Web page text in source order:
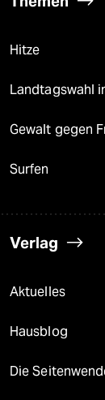
Hitze
Landtagswahl
Gewalt gegen
Surfen
Verlag
Aktuelles
Hausblog
Die